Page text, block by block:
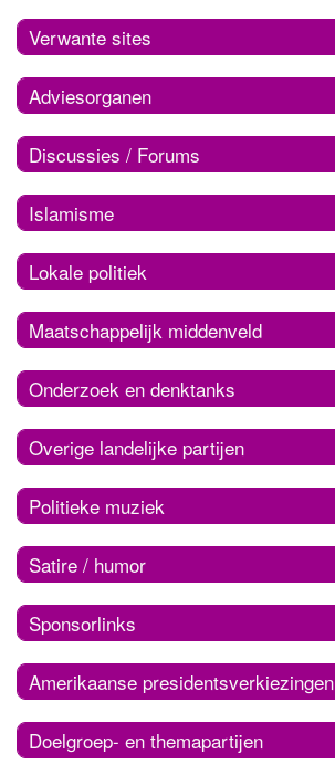
Verwante sites
Adviesorganen
Discussies / Forums
Islamisme
Lokale politiek
Maatschappelijk middenveld
Onderzoek en denktanks
Overige landelijke partijen
Politieke muziek
Satire / humor
Sponsorlinks
Amerikaanse presidentsverkiezingen
Doelgroep- en themapartijen